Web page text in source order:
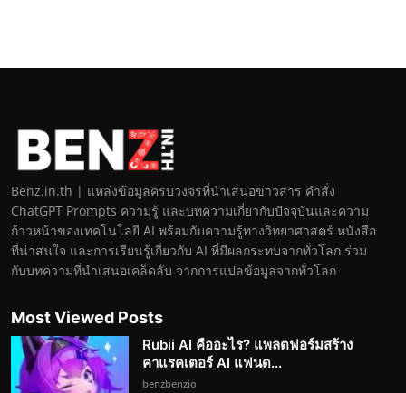
Benz.in.th | แหล่งข้อมูลครบวงจรที่นำเสนอข่าวสาร คำสั่ง
ChatGPT Prompts ความรู้ และบทความเกี่ยวกับปัจจุบันและความ
ก้าวหน้าของเทคโนโลยี AI พร้อมกับความรู้ทางวิทยาศาสตร์ หนังสือ
ที่น่าสนใจ และการเรียนรู้เกี่ยวกับ AI ที่มีผลกระทบจากทั่วโลก ร่วม
กับบทความที่นำเสนอเคล็ดลับ จากการแปลข้อมูลจากทั่วโลก
Most Viewed Posts
Rubii AI คืออะไร? แพลตฟอร์มสร้าง
คาแรคเตอร์ AI แฟนด...
benzbenzio